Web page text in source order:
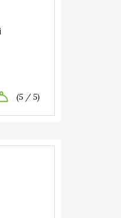
(5 / 5)